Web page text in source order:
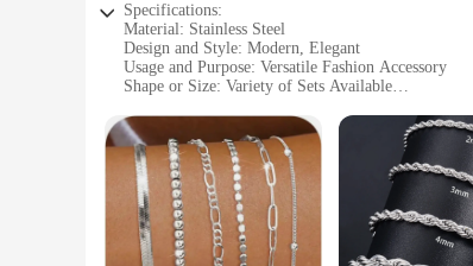
Specifications:
Material: Stainless Steel
Design and Style: Modern, Elegant
Usage and Purpose: Versatile Fashion Accessory
Shape or Size: Variety of Sets Available
Parts and Accessories: Includes Bracelets
Features:
**Unmatched Durability and Style**
Crafted from high-quality stainless steel, these
to withstand the test of time, ensuring that they
corrosion and maintain their pristine appearance.